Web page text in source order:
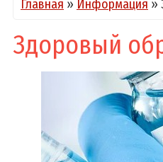
Главная » Информация »
Здоровый